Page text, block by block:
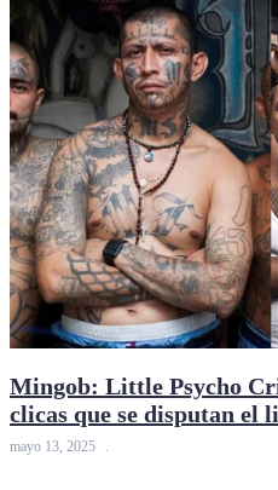
Mingob: Little Psycho
clicas que se disputan el
mayo 13, 2025